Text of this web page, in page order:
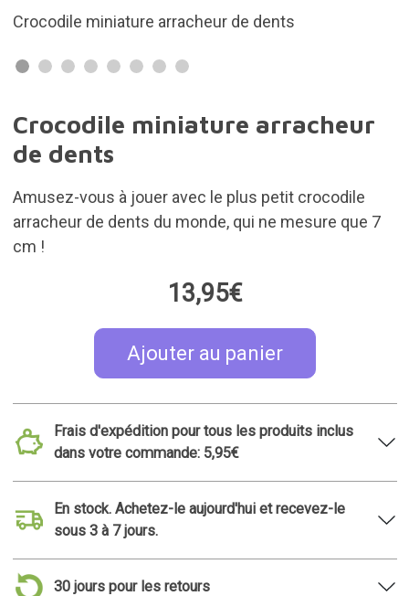
Il ne mesure que 7 cm
Crocodile miniature arracheur
de dents
Amusez-vous à jouer avec le plus petit crocodile
arracheur de dents du monde, qui ne mesure que 7
cm !
13,95€
Ajouter au panier
Frais d'expédition pour tous les produits inclus
dans votre commande: 5,95€
En stock. Achetez-le aujourd'hui et recevez-le
sous 3 à 7 jours.
30 jours pour les retours